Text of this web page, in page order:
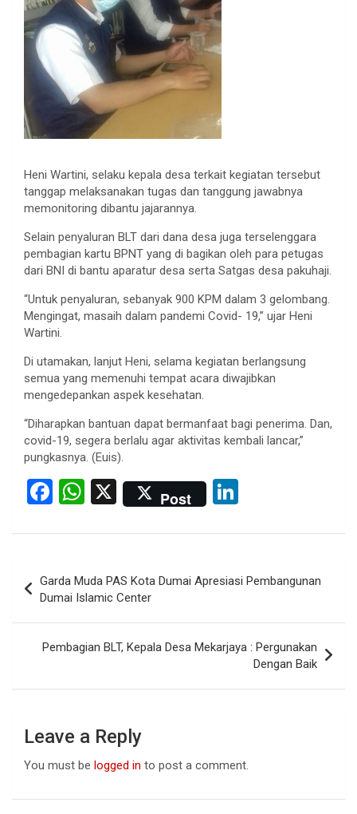
Heni Wartini, selaku kepala desa terkait kegiatan tersebut
tanggap melaksanakan tugas dan tanggung jawabnya
memonitoring dibantu jajarannya.
Selain penyaluran BLT dari dana desa juga terselenggara
pembagian kartu BPNT yang di bagikan oleh para petugas
dari BNI di bantu aparatur desa serta Satgas desa pakuhaji.
“Untuk penyaluran, sebanyak 900 KPM dalam 3 gelombang.
Mengingat, masaih dalam pandemi Covid- 19,” ujar Heni
Wartini.
Di utamakan, lanjut Heni, selama kegiatan berlangsung
semua yang memenuhi tempat acara diwajibkan
mengedepankan aspek kesehatan.
“Diharapkan bantuan dapat bermanfaat bagi penerima. Dan,
covid-19, segera berlalu agar aktivitas kembali lancar,”
pungkasnya. (Euis).
F
ce
b
o
o
k
W
at
s
A
p
p
X Post
ke
dI
n
navigation
Garda Muda PAS Kota Dumai Apresiasi Pembangunan
Dumai Islamic Center
Pembagian BLT, Kepala Desa Mekarjaya : Pergunakan
Dengan Baik
Leave a Reply
You must be logged in to post a comment.